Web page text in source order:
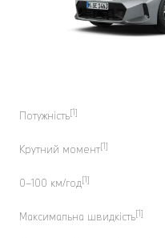
Потужність[1]
Крутний момент[1]
0–100 км/год[1]
Максимальна швидкість[1]